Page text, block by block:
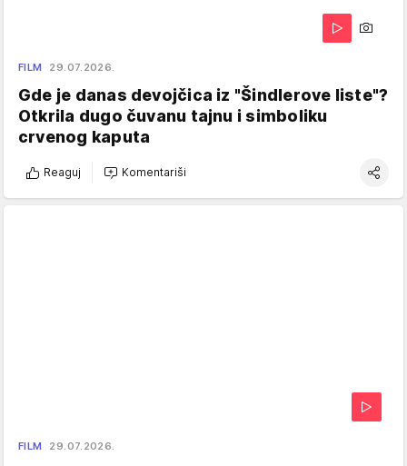
FILM 29.07.2026.
Gde je danas devojčica iz "Šindlerove liste"?
Otkrila dugo čuvanu tajnu i simboliku
crvenog kaputa
Reaguj Komentariši
FILM 29.07.2026.